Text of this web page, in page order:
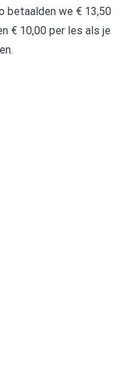
betaalden we € 13,50
€ 10,00 per les als je